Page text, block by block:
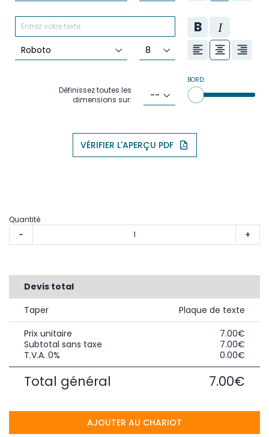
Définissez toutes les
dimensions sur:
BORD:
VÉRIFIER L'APERÇU PDF
Quantité
- +
Devis total
Taper
Plaque de texte
Prix unitaire
7.00€
Subtotal sans taxe
7.00€
T.V.A. 0%
0.00€
Total général 7.00€
AJOUTER AU CHARIOT